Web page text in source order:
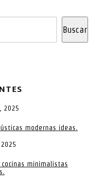
Buscar
2025
modernas ideas.
cocinas minimalistas